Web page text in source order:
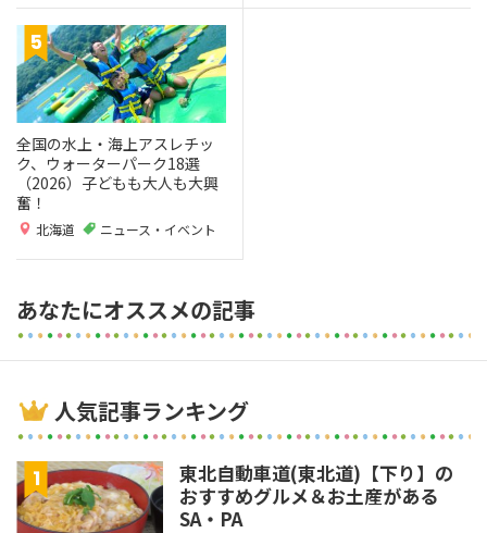
全国の水上・海上アスレチッ
ク、ウォーターパーク18選
（2026）子どもも大人も大興
奮！
北海道 ニュース・イベント
あなたにオススメの記事
人気記事ランキング
東北自動車道(東北道)【下り】の
おすすめグルメ＆お土産がある
SA・PA